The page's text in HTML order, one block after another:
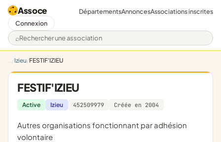
Assoce
Rechercher une association
DépartementsAnnoncesAssociations inscrites
Connexion
Izieu FESTIF'IZIEU
FESTIF'IZIEU
Active Izieu 452509979 Créée en 2004
Autres organisations fonctionnant par adhésion
volontaire